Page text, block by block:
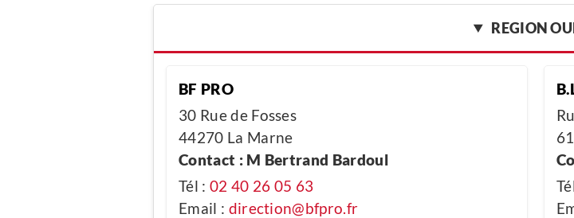
REGION
BF PRO
30 Rue de Fosses
44270 La Marne
Contact : M Bertrand Bardoul
Tél : 02 40 26 05 63
Email : direction@bfpro.fr